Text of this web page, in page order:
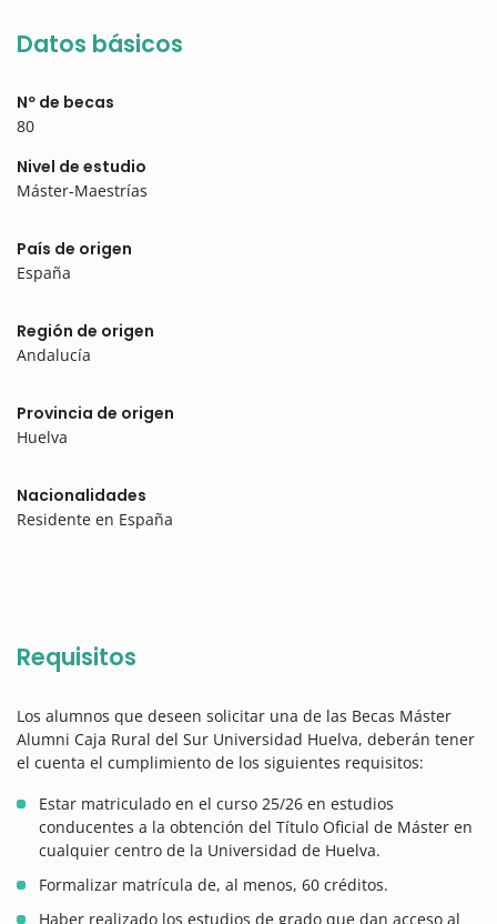
Datos básicos
Nº de becas
80
Nivel de estudio
Máster-Maestrías
País de origen
España
Región de origen
Andalucía
Provincia de origen
Huelva
Nacionalidades
Residente en España
Requisitos
Los alumnos que deseen solicitar una de las Becas Máster
Alumni Caja Rural del Sur Universidad Huelva, deberán tener
el cuenta el cumplimiento de los siguientes requisitos:
Estar matriculado en el curso 25/26 en estudios
conducentes a la obtención del Título Oficial de Máster en
cualquier centro de la Universidad de Huelva.
Formalizar matrícula de, al menos, 60 créditos.
Haber realizado los estudios de grado que dan acceso al